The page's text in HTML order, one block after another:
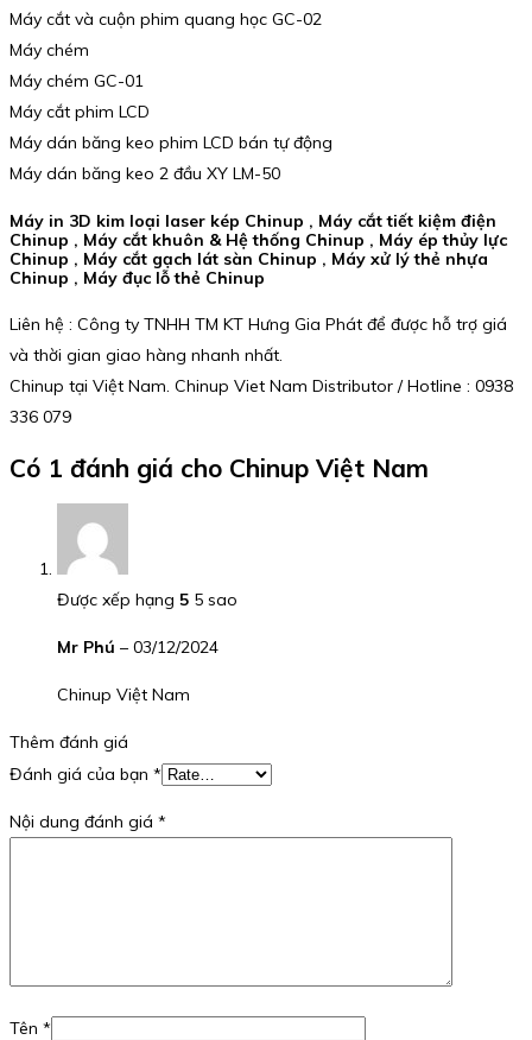
Máy cắt và cuộn phim quang học GC-02
Máy chém
Máy chém GC-01
Máy cắt phim LCD
Máy dán băng keo phim LCD bán tự động
Máy dán băng keo 2 đầu XY LM-50
Máy in 3D kim loại laser kép Chinup , Máy cắt tiết kiệm điện
Chinup , Máy cắt khuôn & Hệ thống Chinup , Máy ép thủy lực
Chinup , Máy cắt gạch lát sàn Chinup , Máy xử lý thẻ nhựa
Chinup , Máy đục lỗ thẻ Chinup
Liên hệ : Công ty TNHH TM KT Hưng Gia Phát để được hỗ trợ giá
và thời gian giao hàng nhanh nhất.
Chinup tại Việt Nam. Chinup Viet Nam Distributor / Hotline : 0938
336 079
Có 1 đánh giá cho Chinup Việt Nam
Được xếp hạng 5 5 sao
Mr Phú – 03/12/2024
Chinup Việt Nam
Thêm đánh giá
Đánh giá của bạn *
Nội dung đánh giá *
Tên *